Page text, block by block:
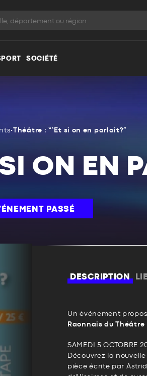
SOCIÉTÉ
•Théâtre : “‘Et si on en parlait?”
ON EN
PASSÉ
DESCRIPTION
Un événement
Raonnais du Théâtre
SAMEDI 5 OCTOBRE
Découvrez la
pièce écrite par